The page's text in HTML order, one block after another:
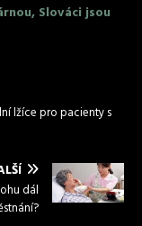
Slováci jsou
lžíce pro pacienty s
dál